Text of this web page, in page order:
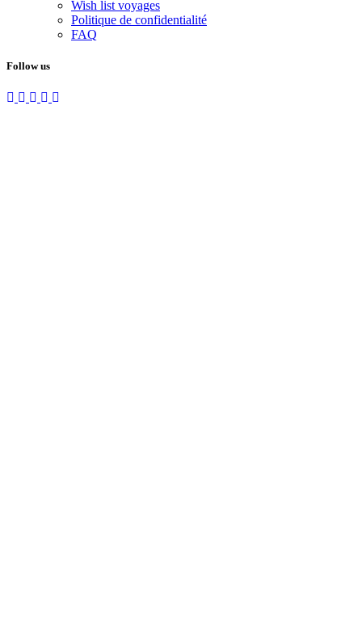
Wish list voyages
Politique de confidentialité
FAQ
Follow us